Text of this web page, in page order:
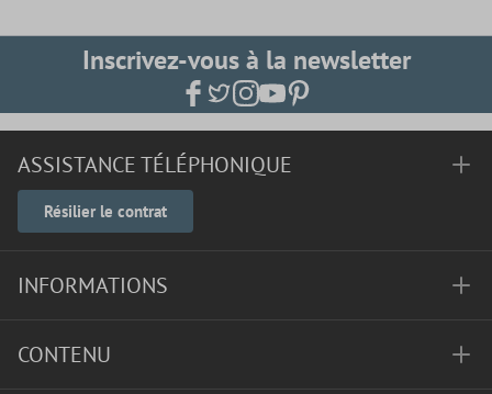
Inscrivez-vous à la newsletter
ASSISTANCE TÉLÉPHONIQUE
Résilier le contrat
INFORMATIONS
CONTENU